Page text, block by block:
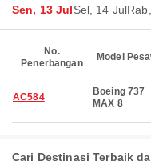
Sen, 13 JulSel, 14 Jul
No.
Penerbangan
Model
AC584
Boeing 737
MAX 8
Cari Destinasi Terbaik